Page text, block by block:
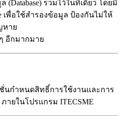
(Database) รวมไว้ในที่เดียว โดยมี
เพื่อใช้สำรองข้อมูล ป้องกันไม่ให้
หาย
อีกมากมาย
ชั่นกำหนดสิทธิ์การใช้งานและการ
ายในโปรแกรม ITECSME